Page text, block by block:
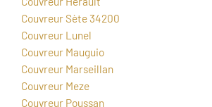
Couvreur Sète 34200
Couvreur Lunel
Couvreur Mauguio
Couvreur Marseillan
Couvreur Meze
Couvreur Poussan